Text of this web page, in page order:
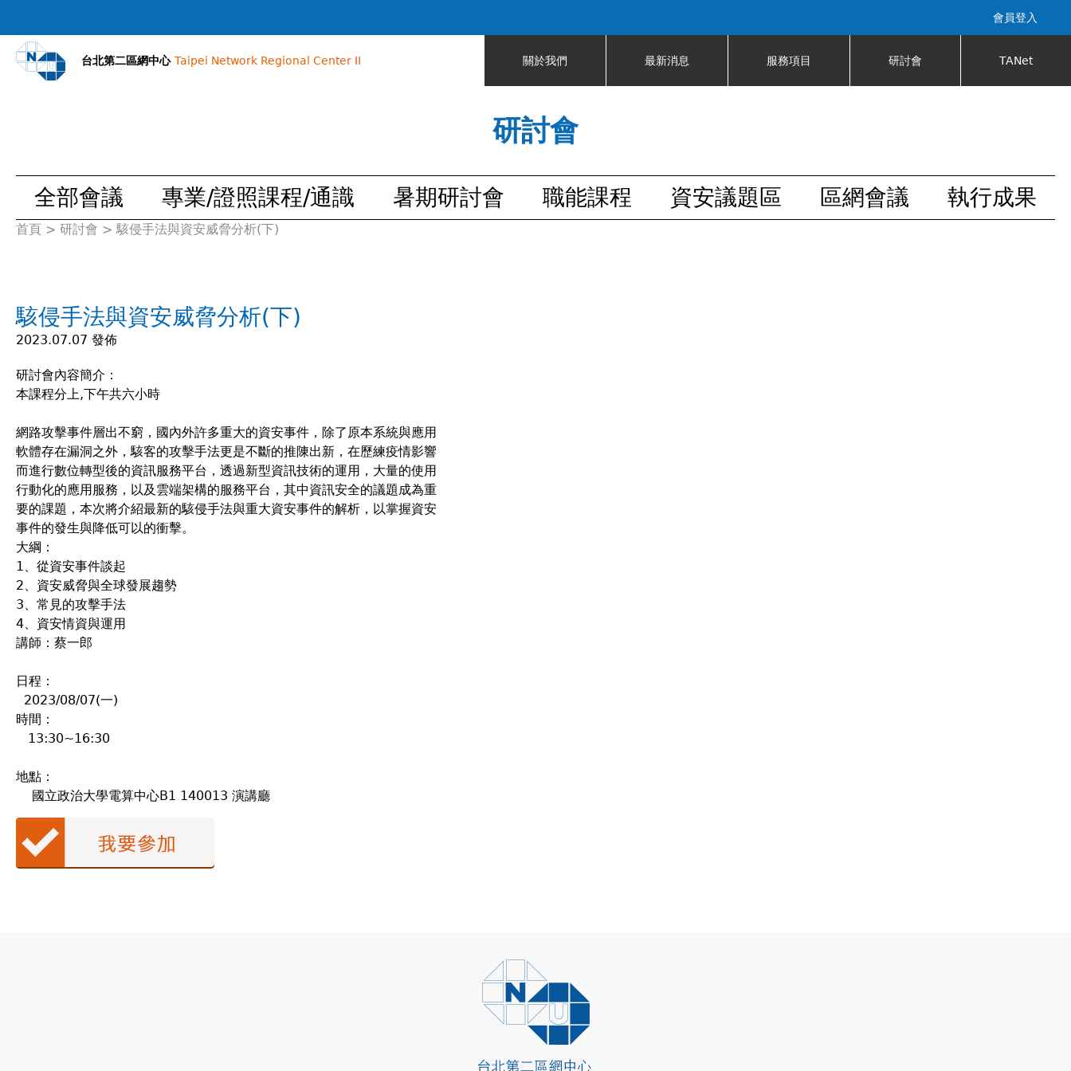
會員登入
台北第二區網中心 Taipei Network Regional Center II 關於我們 最新消息 服務項目 研討會 TANet
研討會
全部會議 專業/證照課程/通識 暑期研討會 職能課程 資安議題區 區網會議 執行成果
您
這
首頁 > 研討會 > 駭侵手法與資安威脅分析(下)
駭侵手法與資安威脅分析(下)
2023.07.07 發佈
研討會內容簡介：
本課程分上,下午共六小時
網路攻擊事件層出不窮，國內外許多重大的資安事件，除了原本系統與應用
軟體存在漏洞之外，駭客的攻擊手法更是不斷的推陳出新，在歷練疫情影響
而進行數位轉型後的資訊服務平台，透過新型資訊技術的運用，大量的使用
行動化的應用服務，以及雲端架構的服務平台，其中資訊安全的議題成為重
要的課題，本次將介紹最新的駭侵手法與重大資安事件的解析，以掌握資安
事件的發生與降低可以的衝擊。
大綱：
1、從資安事件談起
2、資安威脅與全球發展趨勢
3、常見的攻擊手法
4、資安情資與運用
講師：蔡一郎
日程：
2023/08/07(一)
時間：
13:30~16:30
地點：
國立政治大學電算中心B1 140013 演講廳